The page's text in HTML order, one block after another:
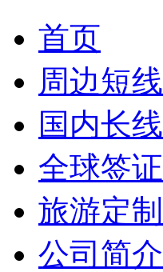
首页
周边短线
国内长线
全球签证
旅游定制
公司简介